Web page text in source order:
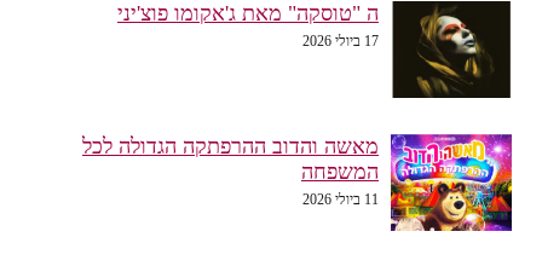
ה "טוסקה" מאת ג'אקומו פוצ'יני
17 ביולי 2026
מאשה והדוב ההרפתקה הגדולה לכל
המשפחה
11 ביולי 2026